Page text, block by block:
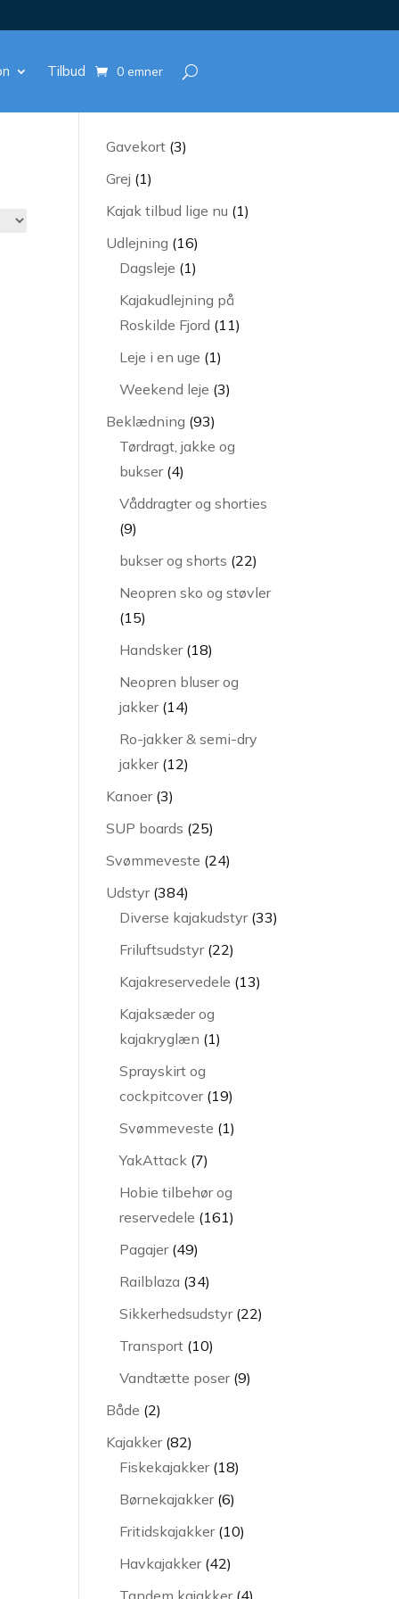
Tilbud 0 emner
Gavekort 33
Grej 11
vare
Kajak tilbud lige nu 11
Udlejning 1616
varer
Dagsleje 11
vare
Kajakudlejning på
Roskilde Fjord 1111
Leje i en uge 11
vare
Weekend leje 33
Beklædning 9393
varer
Tørdragt, jakke og
bukser 44
Våddragter og shorties
99
varer
bukser og shorts 2222
varer
Neopren sko og støvler
1515
varer
Handsker 1818
Neopren bluser og
jakker 1414
varer
Ro-jakker & semi-dry
jakker 1212
Kanoer 33
varer
SUP boards 2525
varer
Svømmeveste 2424
Udstyr 384384
varer
Diverse kajakudstyr 3333
Friluftsudstyr 2222
varer
Kajakreservedele 1313
Kajaksæder og
kajakryglæn 11
Sprayskirt og
cockpitcover 1919
varer
Svømmeveste 11
YakAttack 77
Hobie tilbehør og
reservedele 161161
Pagajer 4949
varer
Railblaza 3434
varer
Sikkerhedsudstyr 2222
Transport 1010
varer
Vandtætte poser 99
Både 22
varer
Kajakker 8282
varer
Fiskekajakker 1818
Børnekajakker 66
varer
Fritidskajakker 1010
Havkajakker 4242
varer
Tandem kajakker 44